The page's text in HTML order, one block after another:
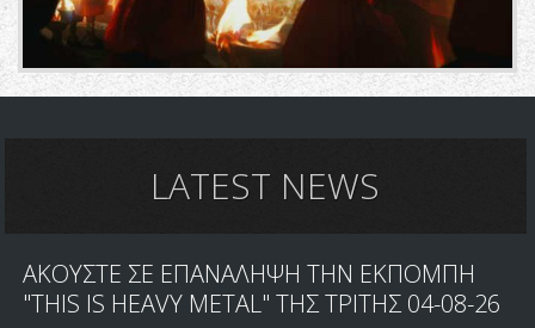
LATEST NEWS
ΑΚΟΥΣΤΕ ΣΕ ΕΠΑΝΑΛΗΨΗ ΤΗΝ ΕΚΠΟΜΠΗ
"THIS IS HEAVY METAL" ΤΗΣ ΤΡΙΤΗΣ 04-08-26